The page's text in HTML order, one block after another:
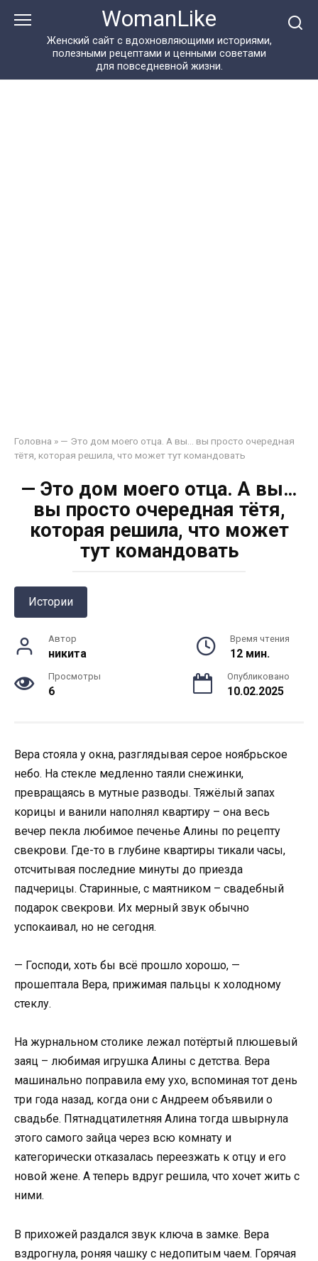
WomanLike
Женский сайт с вдохновляющими историями,
полезными рецептами и ценными советами
для повседневной жизни.
Головна » — Это дом моего отца. А вы… вы просто очередная
тётя, которая решила, что может тут командовать
— Это дом моего отца. А вы…
вы просто очередная тётя,
которая решила, что может
тут командовать
Истории
Автор
никита
Время чтения
12 мин.
Просмотры
6
Опубликовано
10.02.2025
Вера стояла у окна, разглядывая серое ноябрьское
небо. На стекле медленно таяли снежинки,
превращаясь в мутные разводы. Тяжёлый запах
корицы и ванили наполнял квартиру – она весь
вечер пекла любимое печенье Алины по рецепту
свекрови. Где-то в глубине квартиры тикали часы,
отсчитывая последние минуты до приезда
падчерицы. Старинные, с маятником – свадебный
подарок свекрови. Их мерный звук обычно
успокаивал, но не сегодня.
— Господи, хоть бы всё прошло хорошо, —
прошептала Вера, прижимая пальцы к холодному
стеклу.
На журнальном столике лежал потёртый плюшевый
заяц – любимая игрушка Алины с детства. Вера
машинально поправила ему ухо, вспоминая тот день
три года назад, когда они с Андреем объявили о
свадьбе. Пятнадцатилетняя Алина тогда швырнула
этого самого зайца через всю комнату и
категорически отказалась переезжать к отцу и его
новой жене. А теперь вдруг решила, что хочет жить с
ними.
В прихожей раздался звук ключа в замке. Вера
вздрогнула, роняя чашку с недопитым чаем. Горячая